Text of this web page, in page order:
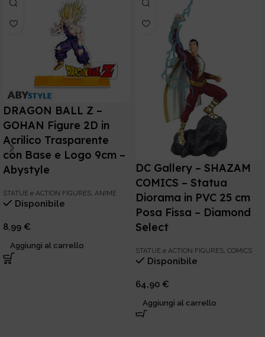
DRAGON BALL Z –
GOHAN Figure 2D in
Acrilico Trasparente
con Base e Logo 9cm –
Abystyle
STATUE e ACTION FIGURES, ANIME
Disponibile
8,99 €
Aggiungi al carrello
DC Gallery – SHAZAM
COMICS – Statua
Diorama in PVC 25 cm
Posa Fissa – Diamond
Select
STATUE e ACTION FIGURES, COMICS
Disponibile
64,90 €
Aggiungi al carrello